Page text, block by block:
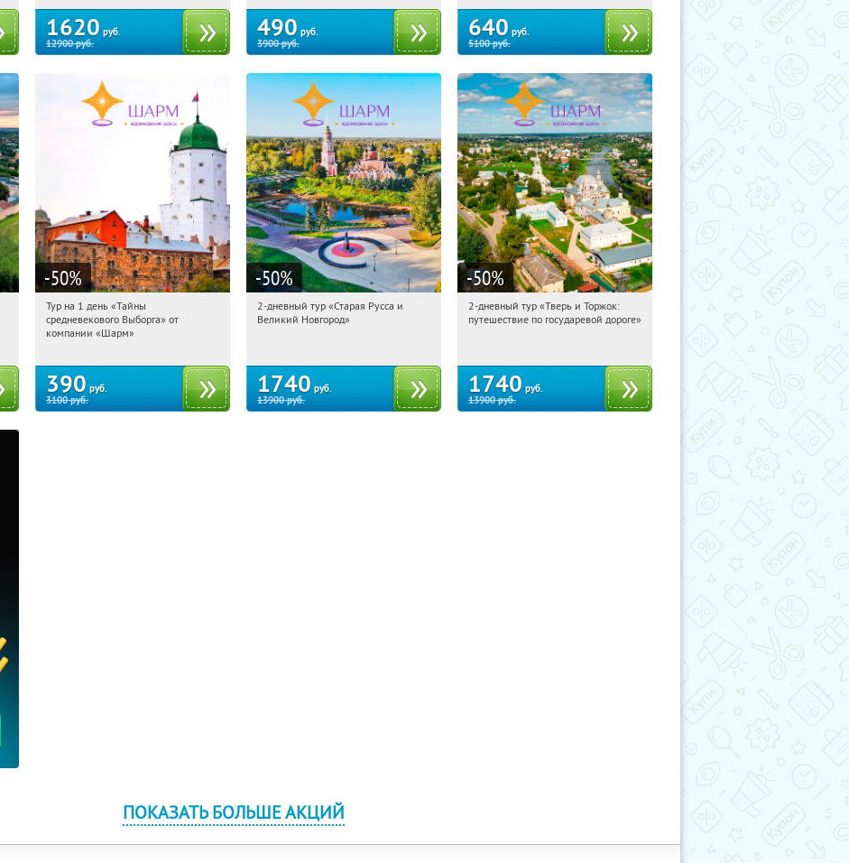
1620 руб.
12900руб.
490 руб.
3900руб.
640 руб.
5100руб.
-50%
16:13:35
Достоевская
Тур на 1 день «Тайны
средневекового Выборга» от
компании «Шарм»
390 руб.
3100руб.
-50%
16:13:35 Купили:
2-дневный тур «Старая Русса и
Великий Новгород»
1740 руб.
13900руб.
-50%
16:13:35 Купили:
2-дневный тур «Тверь и Торжок:
путешествие по государевой дороге»
1740 руб.
13900руб.
ПОКАЗАТЬ БОЛЬШЕ АКЦИЙ